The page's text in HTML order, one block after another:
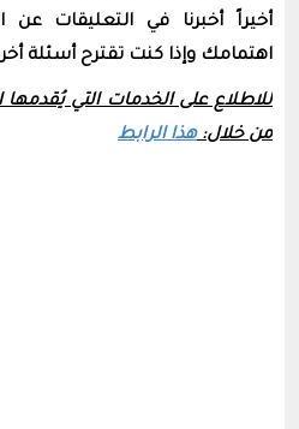
أخيراً أخبرنا في التعليقات
اهتمامك وإذا كنت تقترح أسئلة
للاطلاع على الخدمات التي
من خلال: هذا الرابط